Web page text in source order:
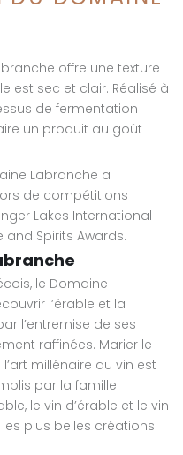
offre une texture
est sec et clair. Réalisé à
de fermentation
un produit au goût
Labranche a
de compétitions
Lakes International
Spirits Awards.
le Domaine
l’érable et la
l’entremise de ses
raffinées. Marier le
millénaire du vin est
par la famille
le vin d’érable et le vin
plus belles créations